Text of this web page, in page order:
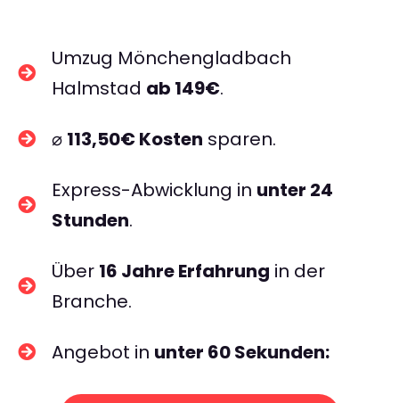
Umzug Mönchengladbach
Halmstad ab 149€.
⌀ 113,50€ Kosten sparen.
Express-Abwicklung in unter 24
Stunden.
Über 16 Jahre Erfahrung in der
Branche.
Angebot in unter 60 Sekunden: